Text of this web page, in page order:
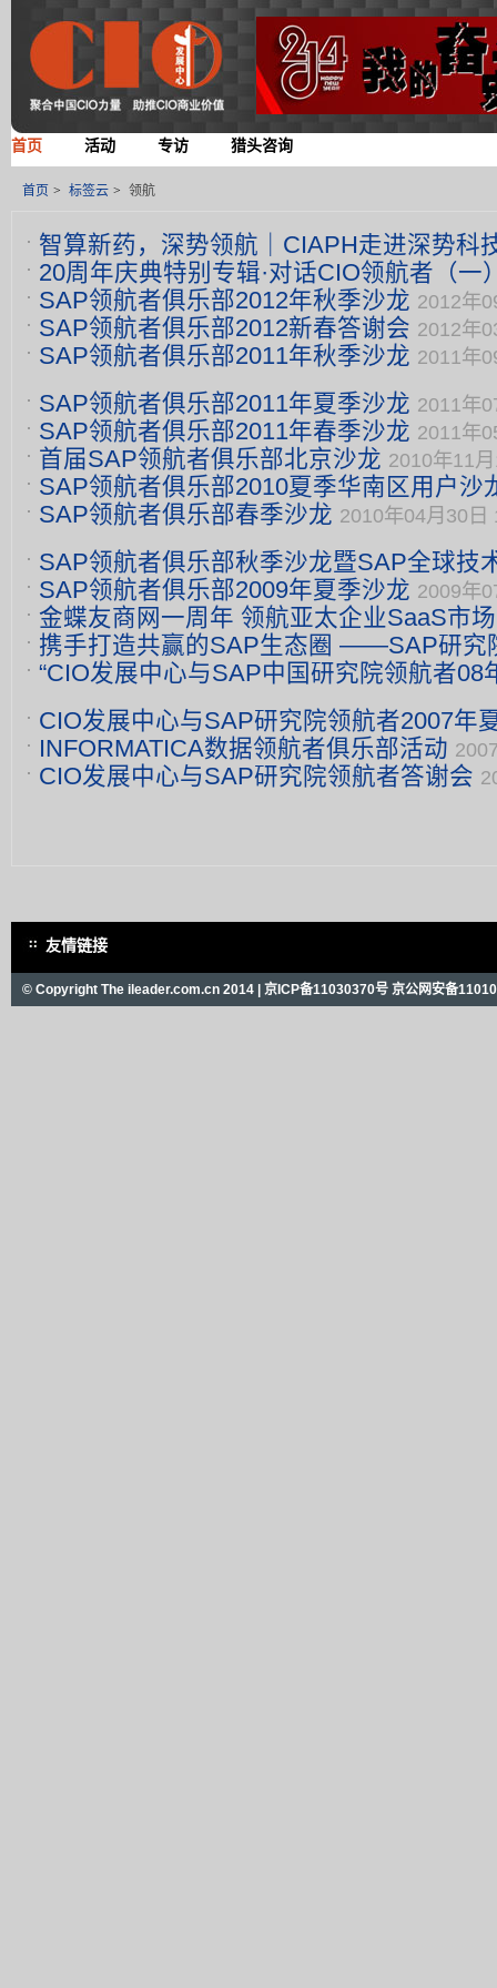
首页 活动 专访 猎头咨询
首页 > 标签云 > 领航
智算新药，深势领航｜CIAPH走进深势科
码医药AI全链路落 2026年06月15日 15:06
20周年庆典特别专辑·对话CIO领航者（
CIO姜正林：做与 2025年06月11日 15:37
SAP领航者俱乐部2012年秋季沙龙 2012年
SAP领航者俱乐部2012新春答谢会 2012年
SAP领航者俱乐部2011年秋季沙龙 2011年
SAP领航者俱乐部2011年夏季沙龙 2011年
SAP领航者俱乐部2011年春季沙龙 2011年
首届SAP领航者俱乐部北京沙龙 2010年11
SAP领航者俱乐部2010夏季华南区用户沙
10:16
SAP领航者俱乐部春季沙龙 2010年04月30日
SAP领航者俱乐部秋季沙龙暨SAP全球技
会成功举行 2009年11月25日 15:15
SAP领航者俱乐部2009年夏季沙龙 2009年
金蝶友商网一周年 领航亚太企业SaaS市场
携手打造共赢的SAP生态圈 ——SAP研究
SAP中国研究院 2008年06月13日 16:21
“CIO发展中心与SAP中国研究院领航者
义）
2008年02月08日 16:23
CIO发展中心与SAP研究院领航者2007年
17日 16:29
INFORMATICA数据领航者俱乐部活动
CIO发展中心与SAP研究院领航者答谢会
友情链接
© Copyright The ileader.com.cn 2014 | 京ICP备11030370号 京公网安备